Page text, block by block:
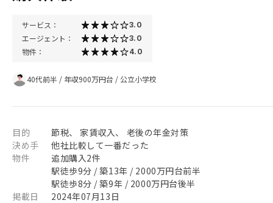
サービス： 3.0
エージェント： 3.0
物件： 4.0
40代前半 / 年収900万円台 /公立小学校
目的
節税、 家賃収入、 老後の年金対策
決め手
他社比較して一番だった
物件
追加購入2件
駅徒歩9分 / 築13年 / 2000万円台前半
駅徒歩8分 / 築9年 / 2000万円台後半
掲載日
2024年07月13日